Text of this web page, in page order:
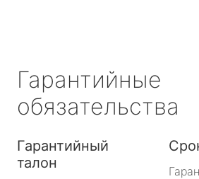
Гарантийные
обязательства
Гарантийный
талон